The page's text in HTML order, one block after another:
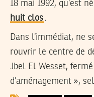
18 mai 1992, qu’est
huit clos.
Dans l’immédiat, ne
rouvrir le centre de
Jbel El Wesset,
d’aménagement »,